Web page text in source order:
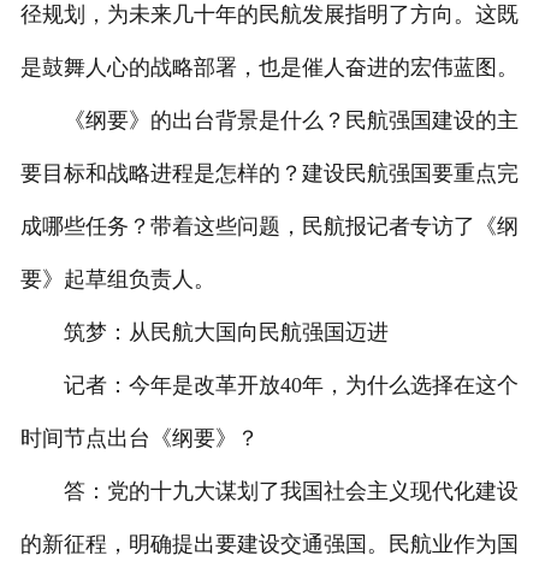
径规划，为未来几十年的民航发展指明了方向。这既
是鼓舞人心的战略部署，也是催人奋进的宏伟蓝图。
《纲要》的出台背景是什么？民航强国建设的主
要目标和战略进程是怎样的？建设民航强国要重点完
成哪些任务？带着这些问题，民航报记者专访了《纲
要》起草组负责人。
筑梦：从民航大国向民航强国迈进
记者：今年是改革开放40年，为什么选择在这个
时间节点出台《纲要》？
答：党的十九大谋划了我国社会主义现代化建设
的新征程，明确提出要建设交通强国。民航业作为国